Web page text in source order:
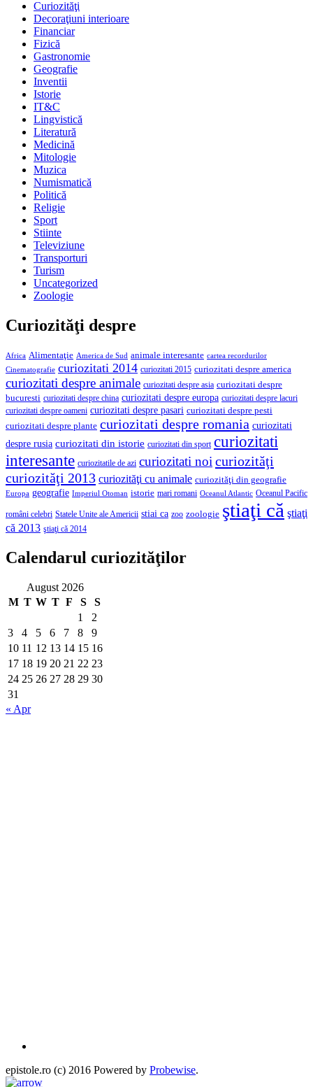
Curiozităţi
Decoraţiuni interioare
Financiar
Fizică
Gastronomie
Geografie
Inventii
Istorie
IT&C
Lingvistică
Literatură
Medicină
Mitologie
Muzica
Numismatică
Politică
Religie
Sport
Stiinte
Televiziune
Transporturi
Turism
Uncategorized
Zoologie
Curiozităţi despre
Africa Alimentaţie America de Sud animale interesante cartea recordurilor
Cinematografie curiozitati 2014 curiozitati 2015 curiozitati despre america
curiozitati despre animale curiozitati despre asia curiozitati despre
bucuresti curiozitati despre china curiozitati despre europa curiozitati despre lacuri
curiozitati despre oameni curiozitati despre pasari curiozitati despre pesti
curiozitati despre plante curiozitati despre romania curiozitati
despre rusia curiozitati din istorie curiozitati din sport curiozitati
interesante curiozitatile de azi curiozitati noicuriozităţi
curiozităţi 2013 curiozităţi cu animale curiozităţi din geografie
Europa geografie Imperiul Otoman istorie mari romani Oceanul Atlantic Oceanul Pacific
români celebri Statele Unite ale Americii stiai ca zoo zoologie ştiaţi că ştiaţi
că 2013 ştiaţi că 2014
Calendarul curiozităţilor
August 2026
M T W T F S
S
1
2
3
4 5 6 7 8
9
10 11 12 13 14 15 16
17 18 19 20 21 22 23
24 25 26 27 28 29 30
31
« Apr
epistole.ro (c) 2016 Powered by Probewise.